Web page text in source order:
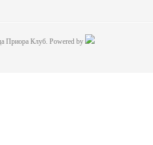
Приора Клуб. Powered by